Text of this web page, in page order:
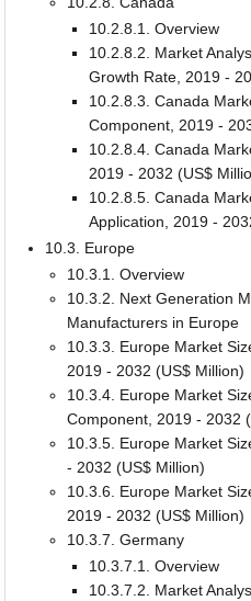
10.2.8.1. Overview
10.2.8.2. Market
Growth Rate, 2019 -
10.2.8.3. Canada
Component, 2019 -
10.2.8.4. Canada
2019 - 2032 (US$
10.2.8.5. Canada
Application, 2019 -
10.3. Europe
10.3.1. Overview
10.3.2. Next Generation
Manufacturers in Europe
10.3.3. Europe Market
2019 - 2032 (US$ Million)
10.3.4. Europe Market
Component, 2019 - 2032
10.3.5. Europe Market
- 2032 (US$ Million)
10.3.6. Europe Market
2019 - 2032 (US$ Million)
10.3.7. Germany
10.3.7.1. Overview
10.3.7.2. Market